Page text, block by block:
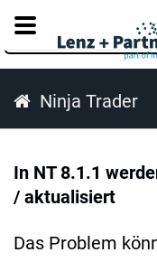
Ninja Trader
In NT 8.1.1
/ aktualisiert
Das Problem